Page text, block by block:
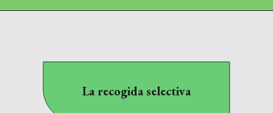
La recogida selectiva